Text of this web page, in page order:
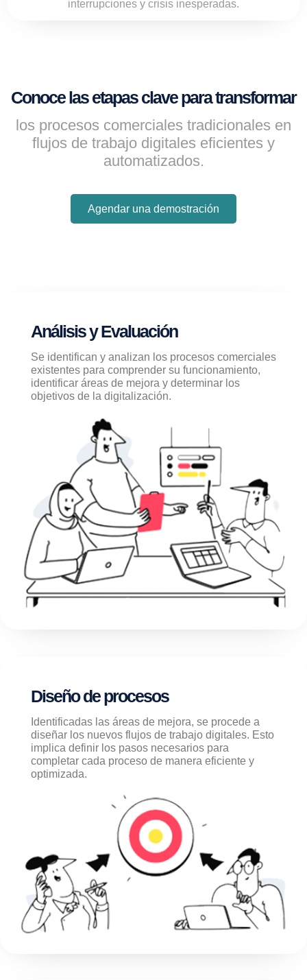
interrupciones y crisis inesperadas.
Conoce las etapas clave para transformar
los procesos comerciales tradicionales en
flujos de trabajo digitales eficientes y
automatizados.
Agendar una demostración
Análisis y Evaluación
Se identifican y analizan los procesos comerciales
existentes para comprender su funcionamiento,
identificar áreas de mejora y determinar los
objetivos de la digitalización.
Diseño de procesos
Identificadas las áreas de mejora, se procede a
diseñar los nuevos flujos de trabajo digitales. Esto
implica definir los pasos necesarios para
completar cada proceso de manera eficiente y
optimizada.